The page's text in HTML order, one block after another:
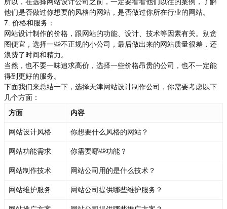
他们是否做过你想要的风格的网站，是否做过你所在行业的网站。
7. 价格和服务：
网站设计制作的价格，跟网站的功能、设计、技术等因素有关。别贪
图便宜，选择一些不正规的小公司，最后做出来的网站质量很差，还
浪费了时间和精力。
当然，也不要一味追求高价，选择一些价格昂贵的公司，也不一定能
得到更好的服务。
下面我们来总结一下，选择天津网站设计制作公司，你需要考虑以下
几个方面：
方面
内容
网站设计风格 你想要什么风格的网站？
网站功能需求 你需要哪些功能？
网站制作技术 网站公司用的是什么技术？
网站维护服务 网站公司提供哪些维护服务？